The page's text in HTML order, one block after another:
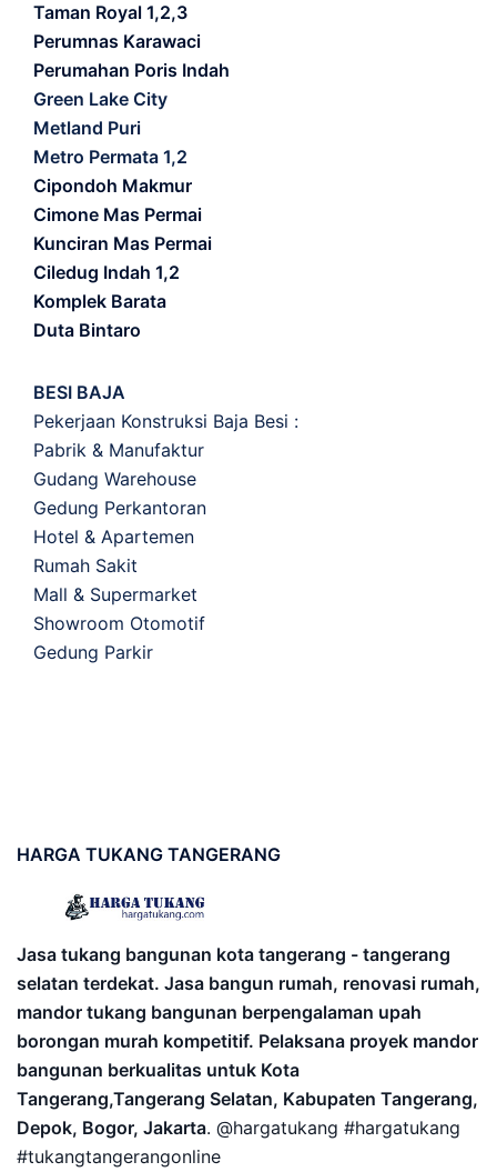
Taman Royal 1,2,3
Perumnas Karawaci
Perumahan Poris Indah
Green Lake City
Metland Puri
Metro Permata 1,2
Cipondoh Makmur
Cimone Mas Permai
Kunciran Mas Permai
Ciledug Indah 1,2
Komplek Barata
Duta Bintaro
BESI BAJA
Pekerjaan Konstruksi Baja Besi :
Pabrik & Manufaktur
Gudang Warehouse
Gedung Perkantoran
Hotel & Apartemen
Rumah Sakit
Mall & Supermarket
Showroom Otomotif
Gedung Parkir
HARGA TUKANG TANGERANG
Jasa tukang bangunan kota tangerang - tangerang
selatan terdekat. Jasa bangun rumah, renovasi rumah,
mandor tukang bangunan berpengalaman upah
borongan murah kompetitif. Pelaksana proyek mandor
bangunan berkualitas untuk Kota
Tangerang,Tangerang Selatan, Kabupaten Tangerang,
Depok, Bogor, Jakarta. @hargatukang #hargatukang
#tukangtangerangonline